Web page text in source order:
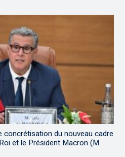
concrétisation du nouveau cadre
et le Président Macron (M.